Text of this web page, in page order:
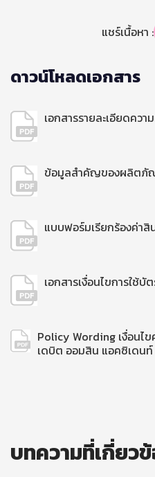
แชร์เนื้อหา :
ดาวน์โหลดเอกสาร
เอกสารรายละเอียดคว
ข้อมูลสำคัญของผลิตภั
แบบฟอร์มเรียกร้องค่า
เอกสารเงื่อนไขการใช้
Policy Wording เงื่อนไ
เดบิต ออมสิน แอคซิเดนท์
บทความที่เกี่ยว